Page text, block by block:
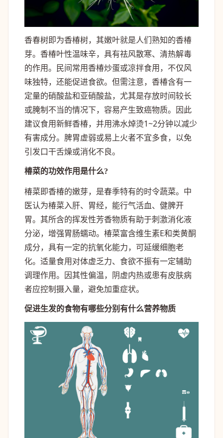
香春树即为香椿树，其嫩叶就是人们熟知的香椿
芽。香椿叶性温味辛，具有祛风散寒、清热解毒
的作用。民间常用香椿炒蛋或凉拌食用，不仅风
味独特，还能促进食欲。但需注意，香椿含有一
定量的硝酸盐和亚硝酸盐，尤其是存放时间较长
或腌制不当的情况下，容易产生致癌物质。因此
建议食用新鲜香椿，并用沸水焯烫1~2分钟以减少
有害成分。脾胃虚弱或易上火者不宜多食，以免
引发口干舌燥或消化不良。
椿菜的功效作用是什么?
椿菜即香椿的嫩芽，是春季特有的时令蔬菜。中
医认为椿菜入肝、胃经，能行气活血、健脾开
胃。其所含的挥发性芳香物质有助于刺激消化液
分泌，增强胃肠蠕动。椿菜富含维生素E和类黄酮
成分，具有一定的抗氧化能力，可延缓细胞老
化。适量食用对体虚乏力、食欲不振有一定辅助
调理作用。因其性偏温，阴虚内热或患有皮肤病
者应控制摄入量，避免加重症状。
促进生发的食物有哪些分别有什么营养物质